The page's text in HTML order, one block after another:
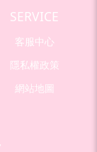
SERVICE
客服中心
隱私權政策
網站地圖